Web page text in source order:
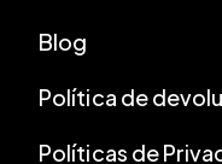
Blog
Política de
Políticas de